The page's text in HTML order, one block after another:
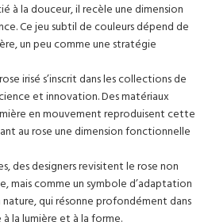
à la douceur, il recèle une dimension
Ce jeu subtil de couleurs dépend de
un peu comme une stratégie
irisé s’inscrit dans les collections de
et innovation. Des matériaux
en mouvement reproduisent cette
au rose une dimension fonctionnelle
des designers revisitent le rose non
mais comme un symbole d’adaptation
qui résonne profondément dans